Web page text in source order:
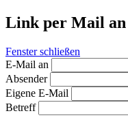
Link per Mail an
Fenster schließen
E-Mail an
Absender
Eigene E-Mail
Betreff